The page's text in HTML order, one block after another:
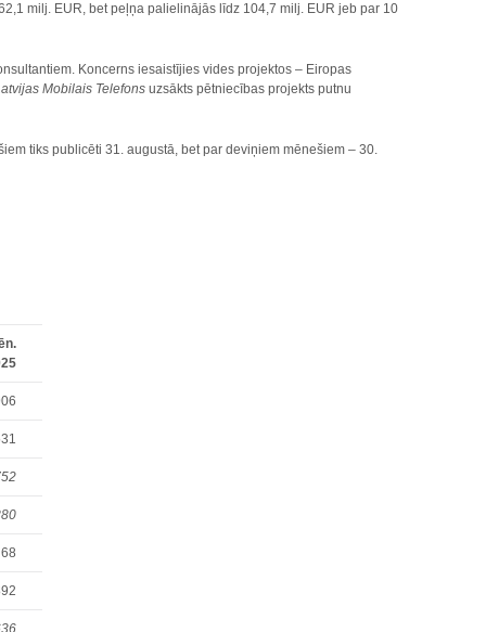
milj. EUR, bet peļņa palielinājās līdz 104,7 milj. EUR jeb par 10
Koncerns iesaistījies vides projektos – Eiropas
Mobilais Telefons uzsākts pētniecības projekts putnu
tiks publicēti 31. augustā, bet par deviņiem mēnešiem – 30.
68